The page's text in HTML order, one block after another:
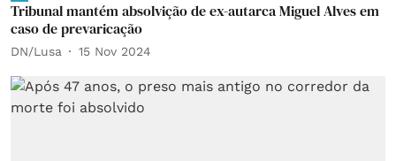
Tribunal mantém absolvição de ex-autarca Miguel Alves em
caso de prevaricação
DN/Lusa 15 Nov 2024